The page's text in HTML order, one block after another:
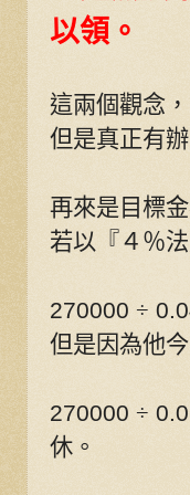
以領。
這兩個觀念
但是真正有
再來是目標
若以『４％
270000 ÷
但是因為他
270000 ÷
休。